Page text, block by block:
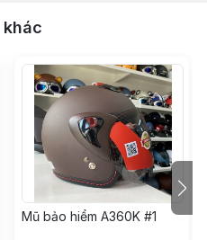
khác
Mũ bảo hiểm A360K #1